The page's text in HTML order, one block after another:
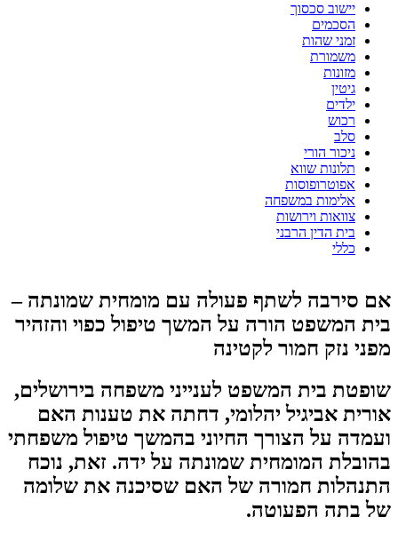
יישוב סכסוך
הסכמים
זמני שהות
משמורת
מזונות
גיטין
ילדים
רכוש
סלב
ניכור הורי
תלונות שווא
אפוטרופוסות
אלימות במשפחה
צוואות וירושות
בית הדין הרבני
כללי
אם סירבה לשתף פעולה עם מומחית שמונתה –
בית המשפט הורה על המשך טיפול כפוי והזהיר
מפני נזק חמור לקטינה
שופטת בית המשפט לענייני משפחה בירושלים,
אורית אביגיל יהלומי, דחתה את טענות האם
ועמדה על הצורך החיוני בהמשך טיפול משפחתי
בהובלת המומחית שמונתה על ידה. זאת, נוכח
התנהלות חמורה של האם שסיכנה את שלומה
של בתה הפעוטה.